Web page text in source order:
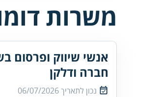
משרות
אנשי שיווק ופרסום
חברה ודלקן
נכון לתאריך06/07/2026